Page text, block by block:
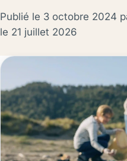
Publié le 3 octobre 2024
le 21 juillet 2026